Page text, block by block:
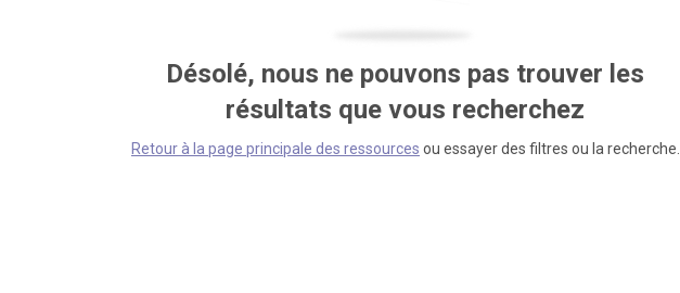
Désolé, nous ne pouvons pas trouver les
résultats que vous recherchez
Retour à la page principale des ressources ou essayer des filtres ou la recherche.